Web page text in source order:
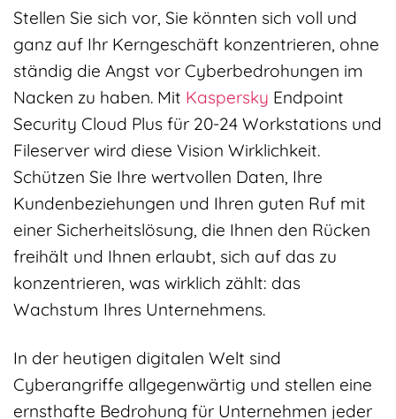
Stellen Sie sich vor, Sie könnten sich voll und
ganz auf Ihr Kerngeschäft konzentrieren, ohne
ständig die Angst vor Cyberbedrohungen im
Nacken zu haben. Mit Kaspersky Endpoint
Security Cloud Plus für 20-24 Workstations und
Fileserver wird diese Vision Wirklichkeit.
Schützen Sie Ihre wertvollen Daten, Ihre
Kundenbeziehungen und Ihren guten Ruf mit
einer Sicherheitslösung, die Ihnen den Rücken
freihält und Ihnen erlaubt, sich auf das zu
konzentrieren, was wirklich zählt: das
Wachstum Ihres Unternehmens.
In der heutigen digitalen Welt sind
Cyberangriffe allgegenwärtig und stellen eine
ernsthafte Bedrohung für Unternehmen jeder